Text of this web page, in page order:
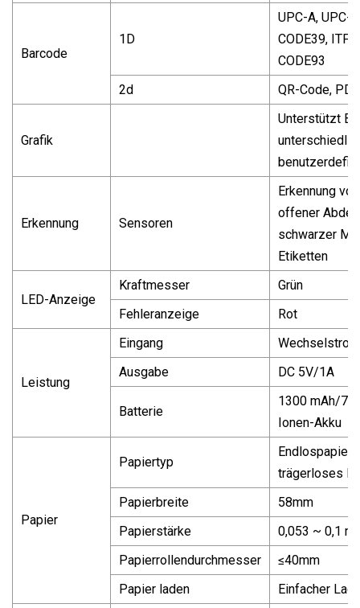
Barcode
1D
UPC-A, UPC-
CODE39, ITF,
CODE93
2d
QR-Code,
Grafik
Unterstützt
Erkennung Sensoren
Erkennung
offener
schwarzer
Etiketten
LED-Anzeige
Kraftmesser
Grün
Fehleranzeige
Rot
Leistung
Eingang
Ausgabe
DC 5V/1A
Batterie
1300 mAh/
Ionen-Akku
Papier
Papiertyp
Endlospapier,
trägerloses
Papierbreite
58mm
Papierstärke
0,053 ~ 0,1
Papierrollendurchmesser
≤40mm
Papier laden
Einfacher